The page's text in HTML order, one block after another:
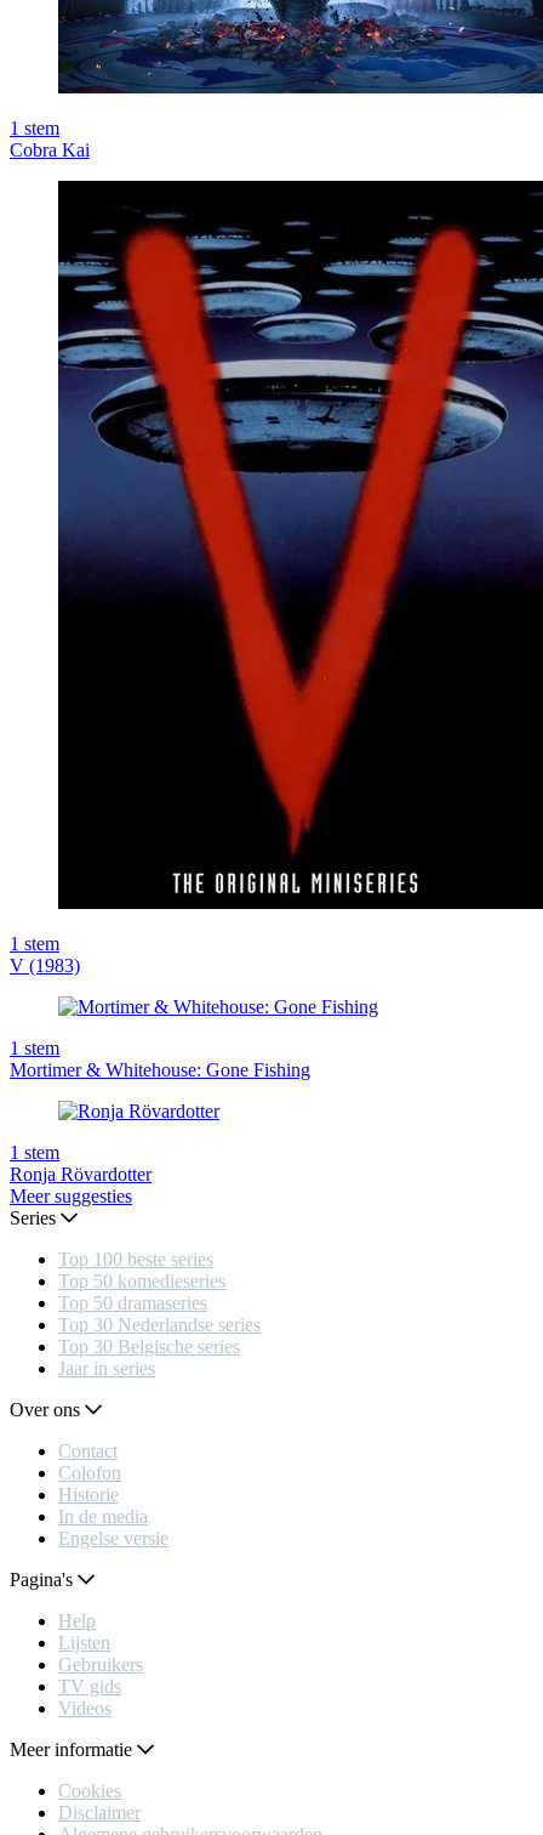
1 stem
Cobra Kai
1 stem
V (1983)
1 stem
Mortimer & Whitehouse: Gone Fishing
1 stem
Ronja Rövardotter
Meer suggesties
Series
Top 100 beste series
Top 50 komedieseries
Top 50 dramaseries
Top 30 Nederlandse series
Top 30 Belgische series
Jaar in series
Over ons
Contact
Colofon
Historie
In de media
Engelse versie
Pagina's
Help
Lijsten
Gebruikers
TV gids
Videos
Meer informatie
Cookies
Disclaimer